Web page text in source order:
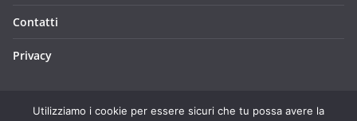
Contatti
Privacy
Utilizziamo i cookie per essere sicuri che tu possa avere la